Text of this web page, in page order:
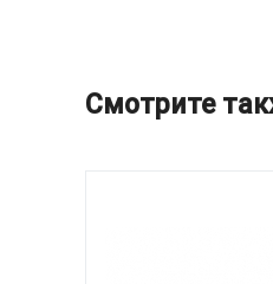
Смотрите